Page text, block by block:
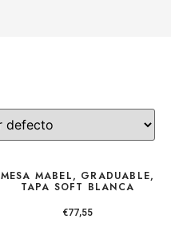
MESA MABEL, GRADUABLE,
TAPA SOFT BLANCA
€77,55